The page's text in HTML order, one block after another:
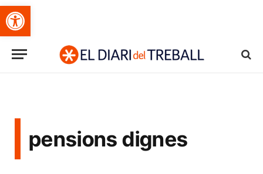
Obre la barra d'eines
pensions dignes